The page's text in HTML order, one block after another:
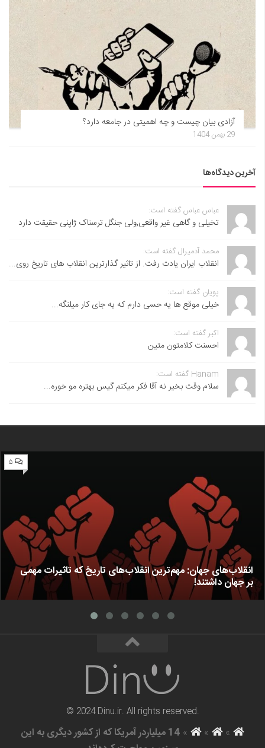
آزادی بیان چیست و چه اهمیتی در جامعه دارد؟
29 بهمن 1404
آخرین دیدگاه‌ها
عباس عباس گفته است:
تخیلی و گاهی غیر واقعی,ولی جنگل ترسناک ژاپنی حقیقت دارد
محمد آدمیرال گفته است:
انقلاب ایران یادت رفت. از تاثیر گذارترین انقلاب های تاریخ روی...
پویان گفته است:
خیلی موقع ها یه حسی دارم که یه جای کار میلنگه...
اکبر گفته است:
احسنت ‌کلامتون متین
Hanam گفته است:
سلام وقت بخیر نه آقا فکر میکنم گیس بهتره مو خوره...
۵
انقلاب‌های جهان: مهم‌ترین انقلاب‌های تاریخ که تاثیرات مهمی
بر جهان داشتند!
© 2024 Dinu.ir. All rights reserved.
»
»
»
14 میلیاردر آمریکا که از کشور دیگری به این